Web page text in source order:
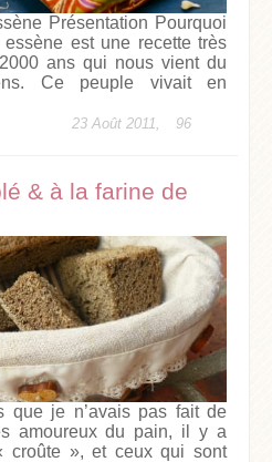
Présentation Pourquoi
est une recette très
ans qui nous vient du
Ce peuple vivait en
23 Août 2011, 96
& à la farine de
que je n’avais pas fait de
amoureux du pain, il y a
croûte », et ceux qui sont